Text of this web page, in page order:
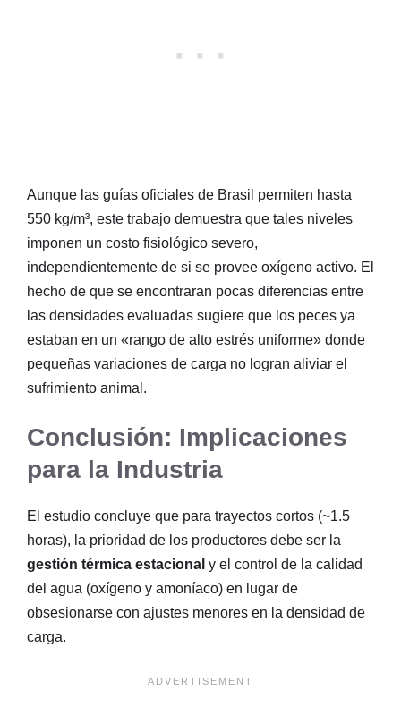
Aunque las guías oficiales de Brasil permiten hasta
550 kg/m³, este trabajo demuestra que tales niveles
imponen un costo fisiológico severo,
independientemente de si se provee oxígeno activo. El
hecho de que se encontraran pocas diferencias entre
las densidades evaluadas sugiere que los peces ya
estaban en un «rango de alto estrés uniforme» donde
pequeñas variaciones de carga no logran aliviar el
sufrimiento animal.
Conclusión: Implicaciones
para la Industria
El estudio concluye que para trayectos cortos (~1.5
horas), la prioridad de los productores debe ser la
gestión térmica estacional y el control de la calidad
del agua (oxígeno y amoníaco) en lugar de
obsesionarse con ajustes menores en la densidad de
carga.